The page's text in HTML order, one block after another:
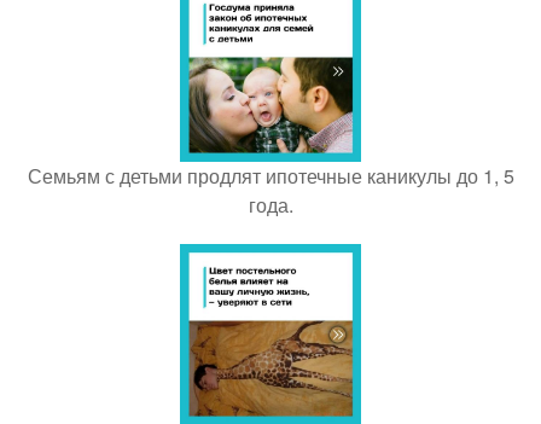
Семьям с детьми продлят ипотечные каникулы до 1, 5
года.